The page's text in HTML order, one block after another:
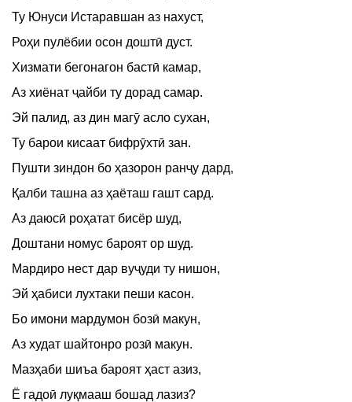
Ту Юнуси Истаравшан аз нахуст,
Роҳи пулёбии осон доштӣ дуст.
Хизмати бегонагон бастӣ камар,
Аз хиёнат ҷайби ту дорад самар.
Эй палид, аз дин магӯ асло сухан,
Ту барои кисаат бифрӯхтӣ зан.
Пушти зиндон бо ҳазорон ранҷу дард,
Қалби ташна аз ҳаёташ гашт сард.
Аз даюсӣ роҳатат бисёр шуд,
Доштани номус бароят ор шуд.
Мардиро нест дар вуҷуди ту нишон,
Эй ҳабиси лухтаки пеши касон.
Бо имони мардумон бозӣ макун,
Аз худат шайтонро розӣ макун.
Мазҳаби шиъа бароят ҳаст азиз,
Ё гадоӣ луқмааш бошад лазиз?